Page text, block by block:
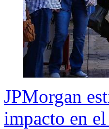
JPMorgan
impacto en